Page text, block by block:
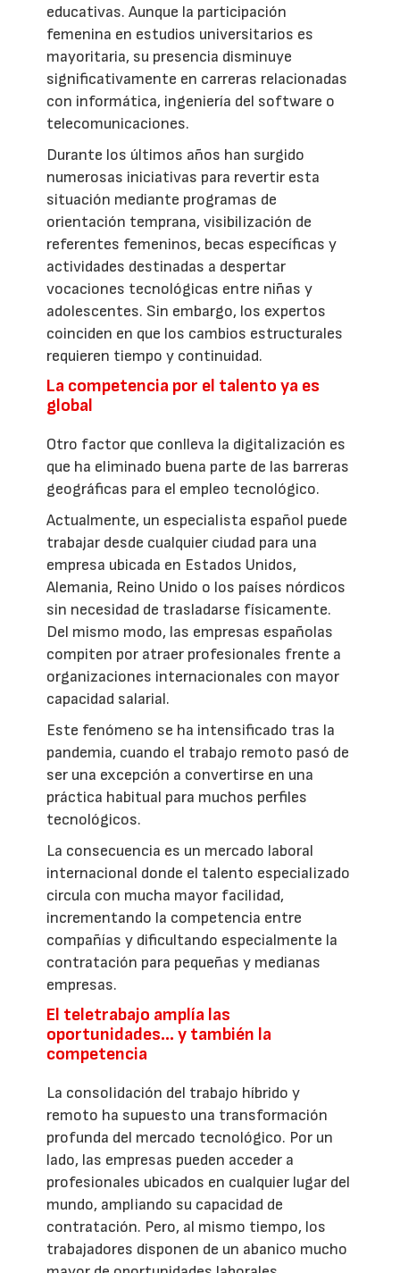
educativas. Aunque la participación
femenina en estudios universitarios es
mayoritaria, su presencia disminuye
significativamente en carreras relacionadas
con informática, ingeniería del software o
telecomunicaciones.
Durante los últimos años han surgido
numerosas iniciativas para revertir esta
situación mediante programas de
orientación temprana, visibilización de
referentes femeninos, becas específicas y
actividades destinadas a despertar
vocaciones tecnológicas entre niñas y
adolescentes. Sin embargo, los expertos
coinciden en que los cambios estructurales
requieren tiempo y continuidad.
La competencia por el talento ya es
global
Otro factor que conlleva la digitalización es
que ha eliminado buena parte de las barreras
geográficas para el empleo tecnológico.
Actualmente, un especialista español puede
trabajar desde cualquier ciudad para una
empresa ubicada en Estados Unidos,
Alemania, Reino Unido o los países nórdicos
sin necesidad de trasladarse físicamente.
Del mismo modo, las empresas españolas
compiten por atraer profesionales frente a
organizaciones internacionales con mayor
capacidad salarial.
Este fenómeno se ha intensificado tras la
pandemia, cuando el trabajo remoto pasó de
ser una excepción a convertirse en una
práctica habitual para muchos perfiles
tecnológicos.
La consecuencia es un mercado laboral
internacional donde el talento especializado
circula con mucha mayor facilidad,
incrementando la competencia entre
compañías y dificultando especialmente la
contratación para pequeñas y medianas
empresas.
El teletrabajo amplía las
oportunidades… y también la
competencia
La consolidación del trabajo híbrido y
remoto ha supuesto una transformación
profunda del mercado tecnológico. Por un
lado, las empresas pueden acceder a
profesionales ubicados en cualquier lugar del
mundo, ampliando su capacidad de
contratación. Pero, al mismo tiempo, los
trabajadores disponen de un abanico mucho